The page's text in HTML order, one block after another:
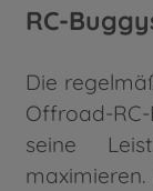
RC-
Die
Offroad-
seine